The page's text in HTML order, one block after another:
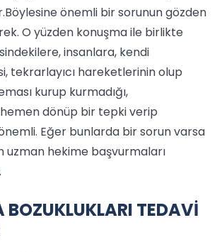
önemli bir sorunun gözden
O yüzden konuşma ile birlikte
insanlara, kendi
tekrarlayıcı hareketlerinin olup
kurup kurmadığı,
dönüp bir tepki verip
Eğer bunlarda bir sorun varsa
uzman hekime başvurmaları
BOZUKLUKLARI TEDAVİ